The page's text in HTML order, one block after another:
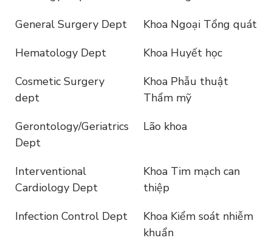
General Surgery Dept
Khoa Ngoại Tổng quát
Hematology Dept
Khoa Huyết học
Cosmetic Surgery
dept
Khoa Phẫu thuật
Thẩm mỹ
Gerontology/Geriatrics
Dept
Lão khoa
Interventional
Cardiology Dept
Khoa Tim mạch can
thiệp
Infection Control Dept
Khoa Kiểm soát nhiễm
khuẩn